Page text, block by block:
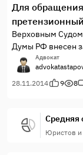
Для
Верховным Судом
Думы РФ внесен
изменений в
Адвокат
28.11.2014
9 8
Средняя
Юристов